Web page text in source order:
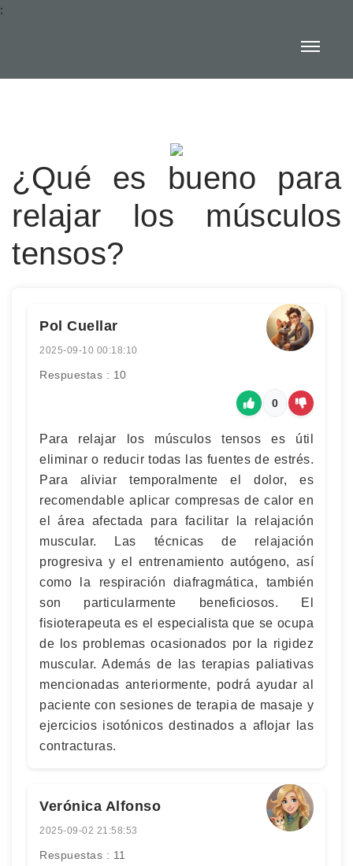
:
¿Qué es bueno para
relajar los músculos
tensos?
Pol Cuellar
2025-09-10 00:18:10
Respuestas : 10
0
Para relajar los músculos tensos es útil
eliminar o reducir todas las fuentes de estrés.
Para aliviar temporalmente el dolor, es
recomendable aplicar compresas de calor en
el área afectada para facilitar la relajación
muscular. Las técnicas de relajación
progresiva y el entrenamiento autógeno, así
como la respiración diafragmática, también
son particularmente beneficiosos. El
fisioterapeuta es el especialista que se ocupa
de los problemas ocasionados por la rigidez
muscular. Además de las terapias paliativas
mencionadas anteriormente, podrá ayudar al
paciente con sesiones de terapia de masaje y
ejercicios isotónicos destinados a aflojar las
contracturas.
Verónica Alfonso
2025-09-02 21:58:53
Respuestas : 11